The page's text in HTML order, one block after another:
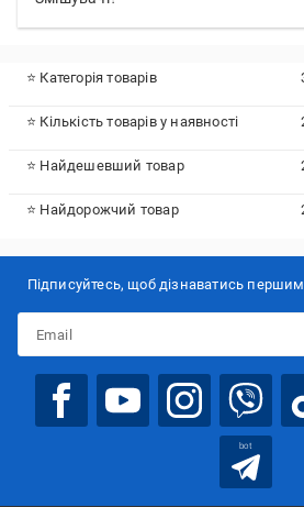
⭐ Категорія товарів
⭐ Кількість товарів у наявності
⭐ Найдешевший товар
⭐ Найдорожчий товар
Підписуйтесь, щоб дізнаватись першим
bot